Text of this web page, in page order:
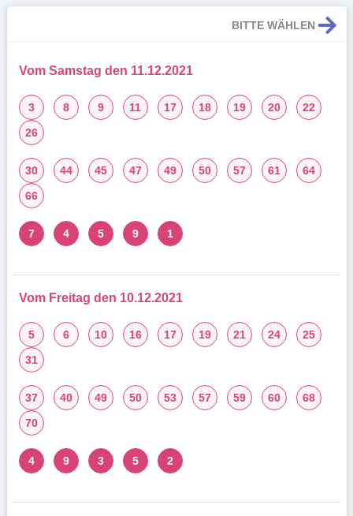
REGELN
Vom Samstag den 11.12.2021
3 8 9 11 17 18 19 20
22
26
30 44 45 47 49 50 57 61
64
66
7 4 5 9 1
Vom Freitag den 10.12.2021
5 6 10 16 17 19 21 24
25
31
37 40 49 50 53 57 59 60
68
70
4 9 3 5 2
BITTE WÄHLEN